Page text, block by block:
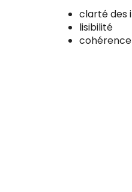
clarté des
lisibilité